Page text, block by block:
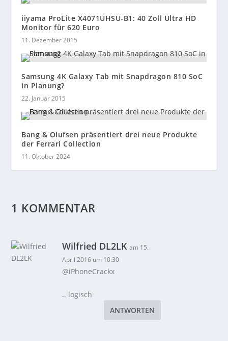
iiyama ProLite X4071UHSU-B1: 40 Zoll Ultra HD
Monitor für 620 Euro
11. Dezember 2015
Samsung 4K Galaxy Tab mit Snapdragon 810 SoC
in Planung?
22. Januar 2015
Bang & Olufsen präsentiert drei neue Produkte
der Ferrari Collection
11. Oktober 2024
1 KOMMENTAR
Wilfried DL2LK am 15.
April 2016 um 10:30
@iPhoneCrackx
.. logisch
ANTWORTEN